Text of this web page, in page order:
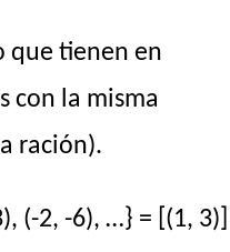
que tienen en
con la misma
ración).
(-2, -6), …} = [(1, 3)]